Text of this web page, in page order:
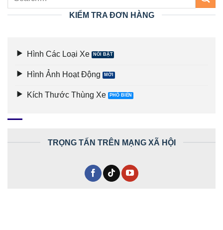
KIỂM TRA ĐƠN HÀNG
Hình Các Loại Xe
Hình Ảnh Hoạt Động
Kích Thước Thùng Xe
TRỌNG TẤN TRÊN MẠNG XÃ HỘI